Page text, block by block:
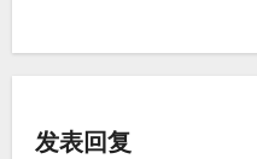
发表回复